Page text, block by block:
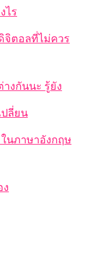
ไร
จิตอลที่ไม่ควร
างกันนะ รู้ยัง
ปลี่ยน
ในภาษาอังกฤษ
ง